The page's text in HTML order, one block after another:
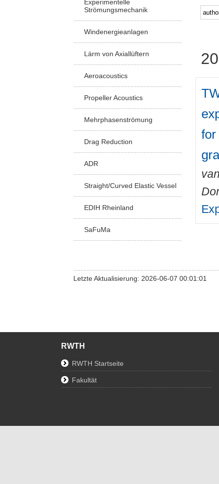
Experimentelle
Strömungsmechanik
Windenergieanlagen
Lärm von Axiallüftern
Aeroacoustics
Propeller Acoustics
Mehrphasenströmung
Drag Reduction
ADR
Straight/Curved Elastic Vessel
EDIH Rheinland
SaFuMa
for
Letzte Aktualisierung: 2026-06-07 00:01:01
RWTH
RWTH Startseite
Fakultät